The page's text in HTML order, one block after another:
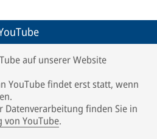
auf unserer Website
YouTube findet erst statt, wenn
finden Sie in
von YouTube.